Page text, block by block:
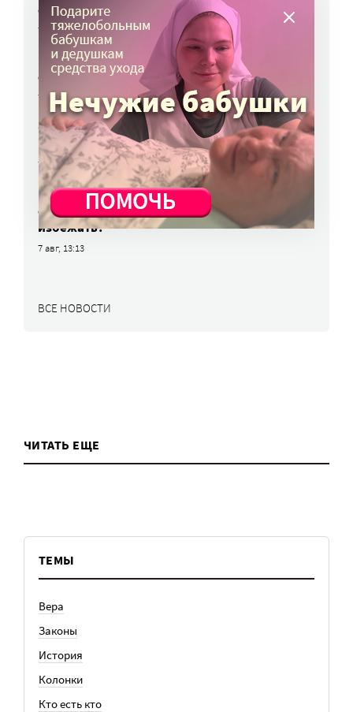
с полицией
7 авг, 17:06
Родителей детей-инвалидов просят пройти
опрос о трудоустройстве
7 авг, 15:34
«Энхерту» от рака груди включили
в перечень жизненно важных препаратов
7 авг, 15:15
НКО часто рискуют нарушить закон
о персональных данных. Как этого
избежать?
7 авг, 13:13
ВСЕ НОВОСТИ
ЧИТАТЬ ЕЩЕ
ТЕМЫ
Вера
Законы
История
Колонки
Кто есть кто